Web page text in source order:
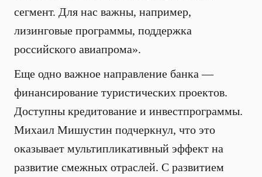
сегмент. Для нас важны, например,
лизинговые программы, поддержка
российского авиапрома».
Еще одно важное направление банка —
финансирование туристических проектов.
Доступны кредитование и инвестпрограммы.
Михаил Мишустин подчеркнул, что это
оказывает мультипликативный эффект на
развитие смежных отраслей. С развитием